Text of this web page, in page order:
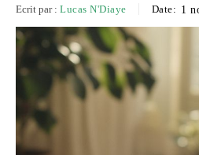
Ecrit par : Lucas N'Diaye Date: 1